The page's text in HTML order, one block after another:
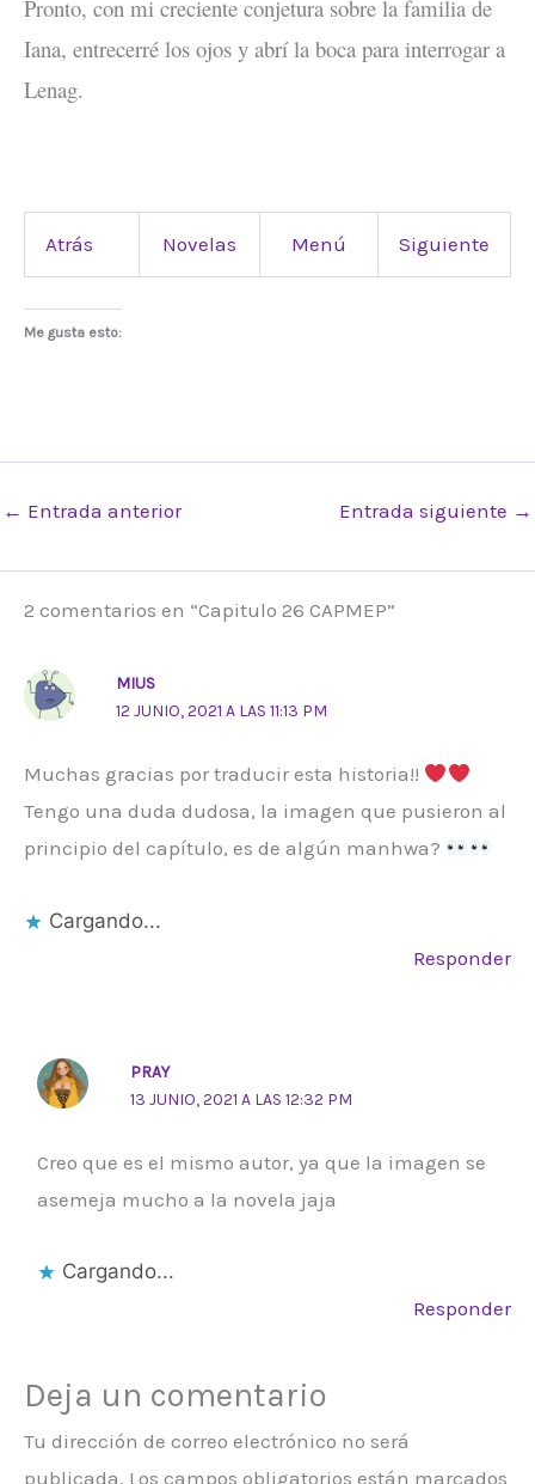
Pronto, con mi creciente conjetura sobre la familia de
Iana, entrecerré los ojos y abrí la boca para interrogar a
Lenag.
Atrás Novelas Menú Siguiente
Me gusta esto:
← Entrada anterior Entrada siguiente →
2 comentarios en “Capitulo 26 CAPMEP”
MIUS
12 JUNIO, 2021 A LAS 11:13 PM
Muchas gracias por traducir esta historia!!
Tengo una duda dudosa, la imagen que pusieron al
principio del capítulo, es de algún manhwa?
Cargando...
Responder
PRAY
13 JUNIO, 2021 A LAS 12:32 PM
Creo que es el mismo autor, ya que la imagen se
asemeja mucho a la novela jaja
Cargando...
Responder
Deja un comentario
Tu dirección de correo electrónico no será
publicada. Los campos obligatorios están marcados